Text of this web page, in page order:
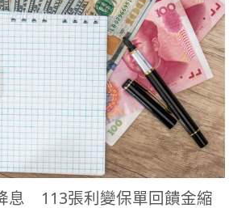
息 113張利變保單回饋金縮